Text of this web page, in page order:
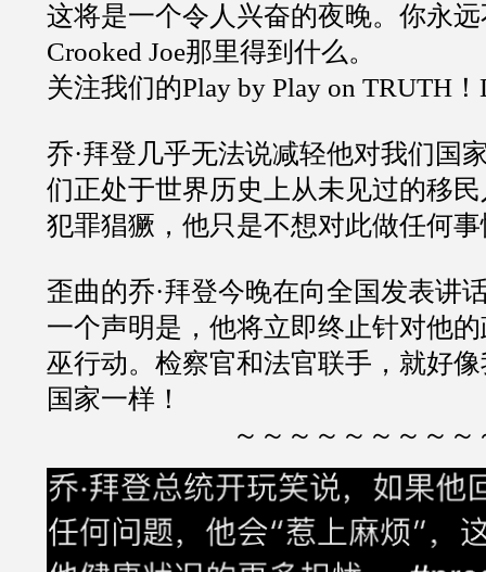
这将是一个令人兴奋的夜晚。你永
Crooked Joe那里得到什么。
关注我们的Play by Play on TRUTH！
乔·拜登几乎无法说减轻他对我们国
们正处于世界历史上从未见过的移
犯罪猖獗，他只是不想对此做任何
歪曲的乔·拜登今晚在向全国发表讲
一个声明是，他将立即终止针对他
巫行动。检察官和法官联手，就好
国家一样！
～～～～～～～～～